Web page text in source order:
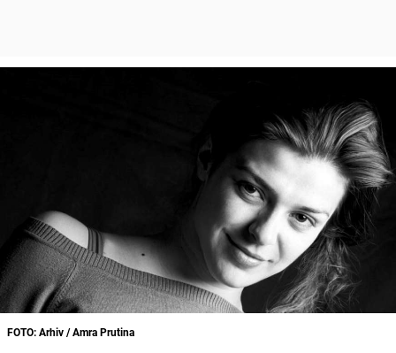
FOTO: Arhiv / Amra Prutina